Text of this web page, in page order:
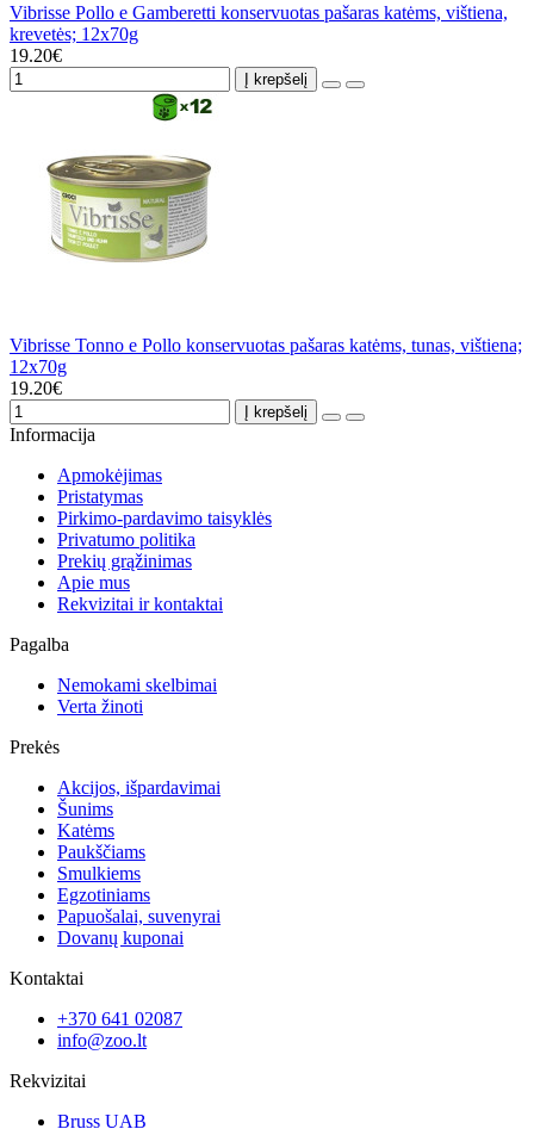
Vibrisse Pollo e Gamberetti konservuotas pašaras katėms, vištiena,
krevetės; 12x70g
19.20€
Į krepšelį
Vibrisse Tonno e Pollo konservuotas pašaras katėms, tunas, vištiena;
12x70g
19.20€
Į krepšelį
Informacija
Apmokėjimas
Pristatymas
Pirkimo-pardavimo taisyklės
Privatumo politika
Prekių grąžinimas
Apie mus
Rekvizitai ir kontaktai
Pagalba
Nemokami skelbimai
Verta žinoti
Prekės
Akcijos, išpardavimai
Šunims
Katėms
Paukščiams
Smulkiems
Egzotiniams
Papuošalai, suvenyrai
Dovanų kuponai
Kontaktai
+370 641 02087
info@zoo.lt
Rekvizitai
Bruss UAB